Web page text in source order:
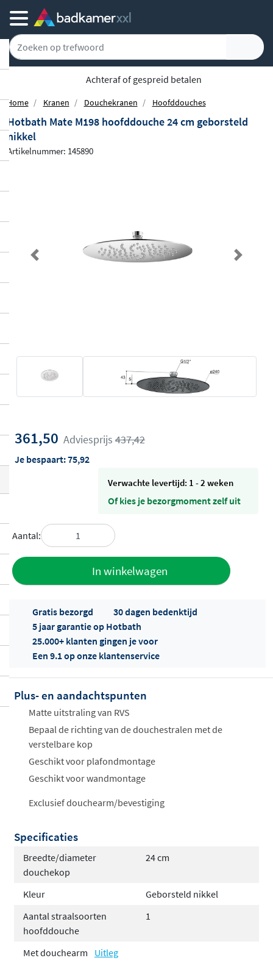
Achteraf of gespreid betalen
Home Kranen Douchekranen Hoofddouches
Hotbath Mate M198 hoofddouche 24 cm geborsteld
nikkel
Artikelnummer: 145890
Previous Next
361,50 Adviesprijs 437,42
Je bespaart:75,92
Verwachte levertijd: 1 - 2 weken
Of kies je bezorgmoment zelf uit
Aantal:
In winkelwagen
Offertes
ophalen...
Gratis bezorgd
30 dagen bedenktijd
5 jaar garantie op Hotbath
25.000+ klanten gingen je voor
Een 9.1 op onze klantenservice
Plus- en aandachtspunten
Matte uitstraling van RVS
Bepaal de richting van de douchestralen met de
verstelbare kop
Geschikt voor plafondmontage
Geschikt voor wandmontage
Exclusief douchearm/bevestiging
Specificaties
Breedte/diameter
douchekop
24 cm
Kleur
Geborsteld nikkel
Aantal straalsoorten
hoofddouche
1
Met douchearm
Uitleg